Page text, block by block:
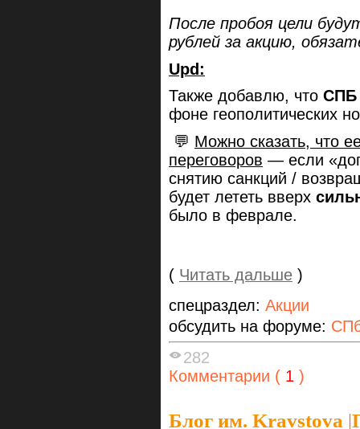
После пробоя цели
рублей за акцию,
Upd:
Также добавлю, что СПБ
фоне геополитических
💬 Можно сказать, что
переговоров — если
снятию санкций /
будет лететь вверх
было в феврале.
( Читать дальше )
спецраздел: Акции
обсудить на форуме:
282
Комментарии ( 1 )
Блог им. Kravstova |